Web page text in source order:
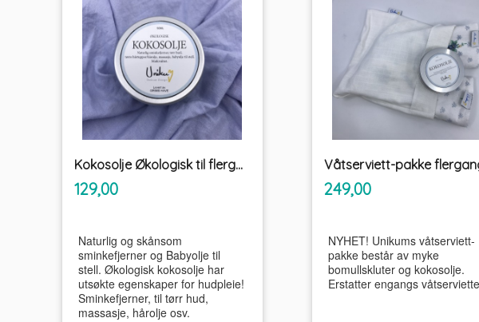
Kokosolje Økologisk til flergangs våtservietter og sminkefjerner Unikum
Pris
129,00mva.
Naturlig og skånsom
sminkefjerner og Babyolje til
stell. Økologisk kokosolje har
utsøkte egenskaper for hudpleie!
Sminkefjerner, til tørr hud,
massasje, hårolje osv.
Pris
249,00inkl.
mva.
NYHET! Unikums våtserviett-
pakke består av myke
bomullskluter og kokosolje.
Erstatter engangs